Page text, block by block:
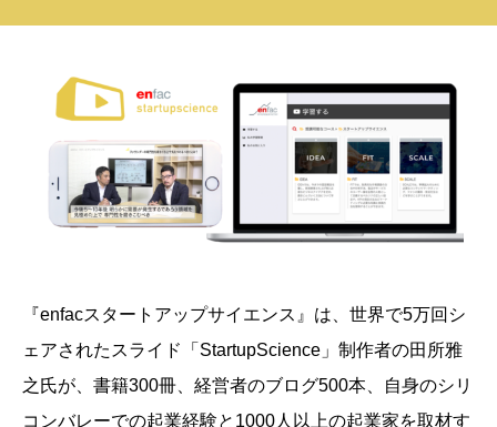
『enfacスタートアップサイエンス』は、 世界で5万回シ
ェアされたスライド「StartupScience」制作者の田所雅
之氏が、書籍300冊、経営者のブログ500本、自身のシリ
コンバレーでの起業経験と1000人以上の起業家を取材す